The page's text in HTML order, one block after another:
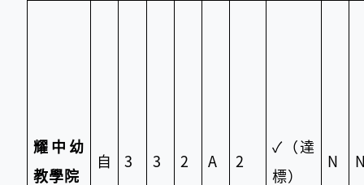
耀中幼
教學院
自 3 3 2 A 2
✓ （達
標）
N